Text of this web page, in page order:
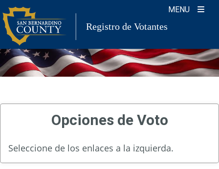
Skip
to
content
MENU
Registro de Votantes
Opciones de Voto
Seleccione de los enlaces a la izquierda.